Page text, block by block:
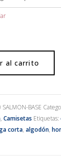
al carrito
SALMON-BASE
, Camisetas Etiquetas:
corta, algodón,